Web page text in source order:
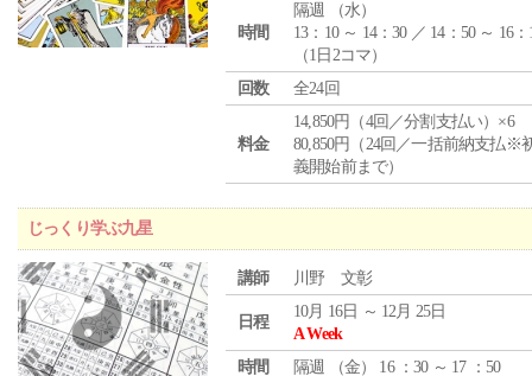
時間
隔週 （水）
13：10 ～ 14：30 ／ 14：50 ～ 16：
（1日2コマ）
回数
全24回
料金
14,850円（4回／分割支払い）×6
80,850円（24回／一括前納支払※
義開始前まで）
じっくり学ぶ九星
講師 川野 文彰
日程
10月 16日 ～ 12月 25日
A Week
時間
隔週 （金） 16 ：30 ～ 17 ：50